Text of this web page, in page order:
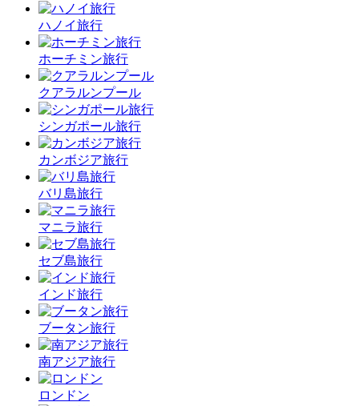
ハノイ旅行
ホーチミン旅行
クアラルンプール
シンガポール旅行
カンボジア旅行
バリ島旅行
マニラ旅行
セブ島旅行
インド旅行
ブータン旅行
南アジア旅行
ロンドン